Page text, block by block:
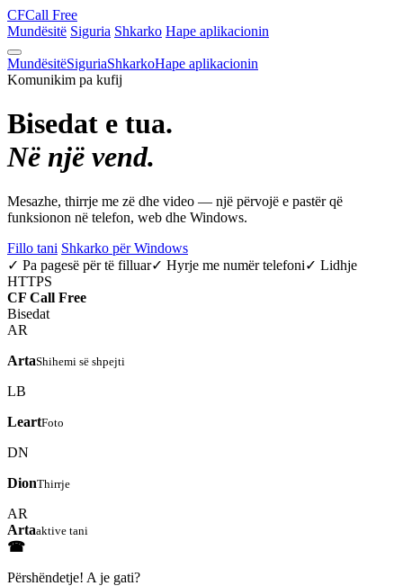
CFCall Free
Mundësitë Siguria Shkarko Hape aplikacionin
MundësitëSiguriaShkarkoHape aplikacionin
Komunikim pa kufij
Bisedat e tua.
Në një vend.
Mesazhe, thirrje me zë dhe video — një përvojë e pastër që
funksionon në telefon, web dhe Windows.
Fillo tani Shkarko për Windows
✓ Pa pagesë për të filluar✓ Hyrje me numër telefoni✓ Lidhje
HTTPS
CF Call Free
Bisedat
AR
ArtaShihemi së shpejti
LB
LeartFoto
DN
DionThirrje
AR
Artaaktive tani
☎
Përshëndetje! A je gati?